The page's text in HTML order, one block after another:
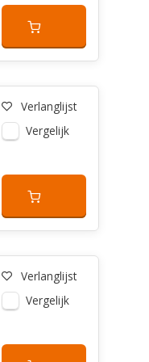
Verlanglijst
Vergelijk
Verlanglijst
Vergelijk